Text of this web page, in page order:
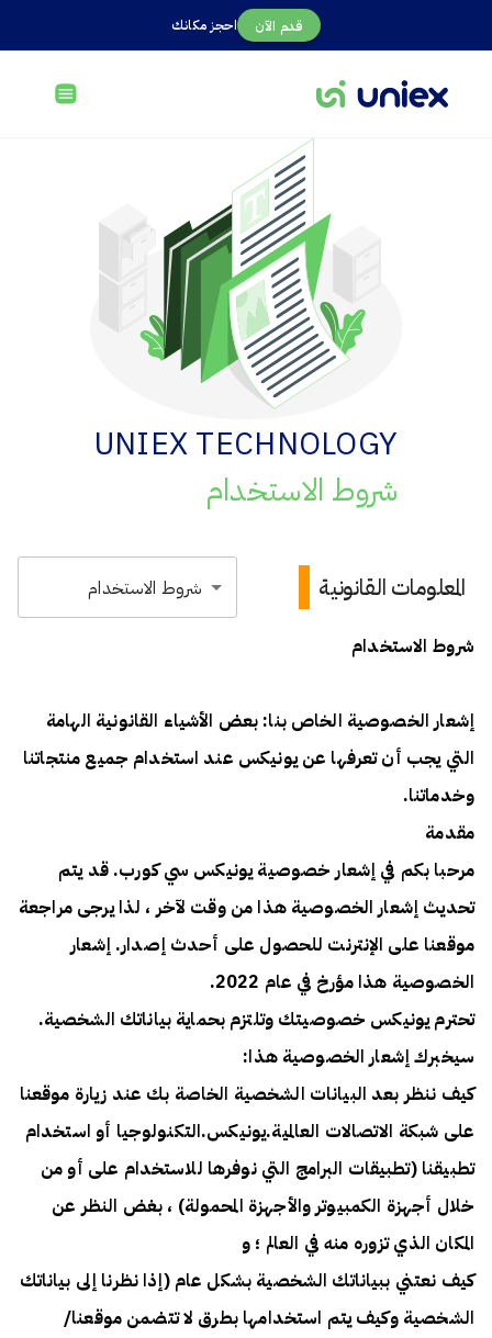
احجز مكانك قدم الآن
UNIEX TECHNOLOGY
شروط الاستخدام
المعلومات القانونية
شروط الاستخدام
إشعار الخصوصية الخاص بنا: بعض الأشياء القانونية الهامة
التي يجب أن تعرفها عن يونيكس عند استخدام جميع منتجاتنا
وخدماتنا.
مقدمة
مرحبا بكم في إشعار خصوصية يونيكس سي كورب. قد يتم
تحديث إشعار الخصوصية هذا من وقت لآخر ، لذا يرجى مراجعة
موقعنا على الإنترنت للحصول على أحدث إصدار. إشعار
الخصوصية هذا مؤرخ في عام 2022.
تحترم يونيكس خصوصيتك وتلتزم بحماية بياناتك الشخصية.
سيخبرك إشعار الخصوصية هذا:
كيف ننظر بعد البيانات الشخصية الخاصة بك عند زيارة موقعنا
على شبكة الاتصالات العالمية.يونيكس.التكنولوجيا أو استخدام
تطبيقنا (تطبيقات البرامج التي نوفرها للاستخدام على أو من
خلال أجهزة الكمبيوتر والأجهزة المحمولة) ، بغض النظر عن
المكان الذي تزوره منه في العالم ؛ و
كيف نعتني ببياناتك الشخصية بشكل عام (إذا نظرنا إلى بياناتك
الشخصية وكيف يتم استخدامها بطرق لا تتضمن موقعنا/